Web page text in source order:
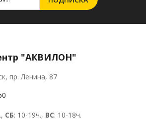
"АКВИЛОН"
пр. Ленина, 87
СБ: 10-19ч., ВС: 10-18ч.